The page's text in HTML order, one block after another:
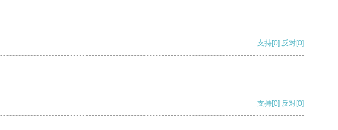
支持[0] 反对[0]
支持[0] 反对[0]